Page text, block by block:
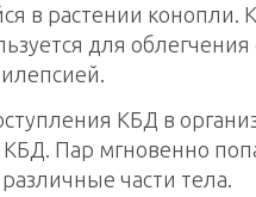
в растении конопли.
для
КБД в
Пар мгновенно
части тела.